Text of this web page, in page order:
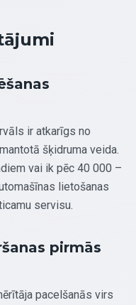
ir atkarīgs no
šķidruma veida.
vai ik pēc 40 000 –
lietošanas
servisu.
pirmās
pacelšanās virs